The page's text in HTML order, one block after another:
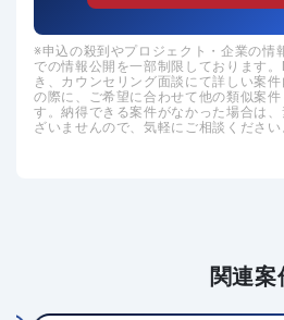
申込の殺到やプロジェクト・企業の情
での情報公開を一部制限しております
き、カウンセリング面談にて詳しい案
の際に、ご希望に合わせて他の類似案
す。納得できる案件がなかった場合は
ざいませんので、気軽にご相談ください
関連案